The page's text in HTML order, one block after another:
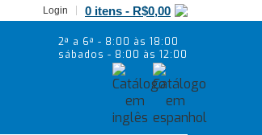
Login 0 itens - R$0,00
2ª a 6ª - 8:00 às 18:00
sábados - 8:00 às 12:00